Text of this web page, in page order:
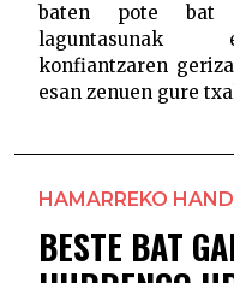
baten pote bat
laguntasunak
konfiantzaren
esan zenuen gure
HAMARREKO
BESTE BAT